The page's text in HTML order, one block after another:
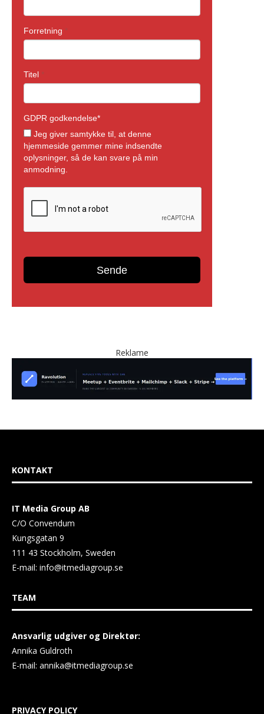
Reklame
KONTAKT
IT Media Group AB
C/O Convendum
Kungsgatan 9
111 43 Stockholm, Sweden
E-mail: info@itmediagroup.se
TEAM
Ansvarlig udgiver og Direktør:
Annika Guldroth
E-mail: annika@itmediagroup.se
PRIVACY POLICY